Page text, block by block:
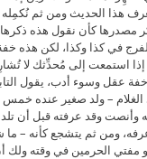
هذا الحديث ومن ثم
مصدرها كأن نقول هذه ذكرها
في كذا وكذا، لكن هذه
استمعت إلى مُحدِّثك لا
عقل وسوء أدب، يقول
الغلام – ولد صغير عنده
وأنصت وقد عرفته قبل أن
ومن ثم يتشجع كأنه – ما
الحرمين في وقته ولك